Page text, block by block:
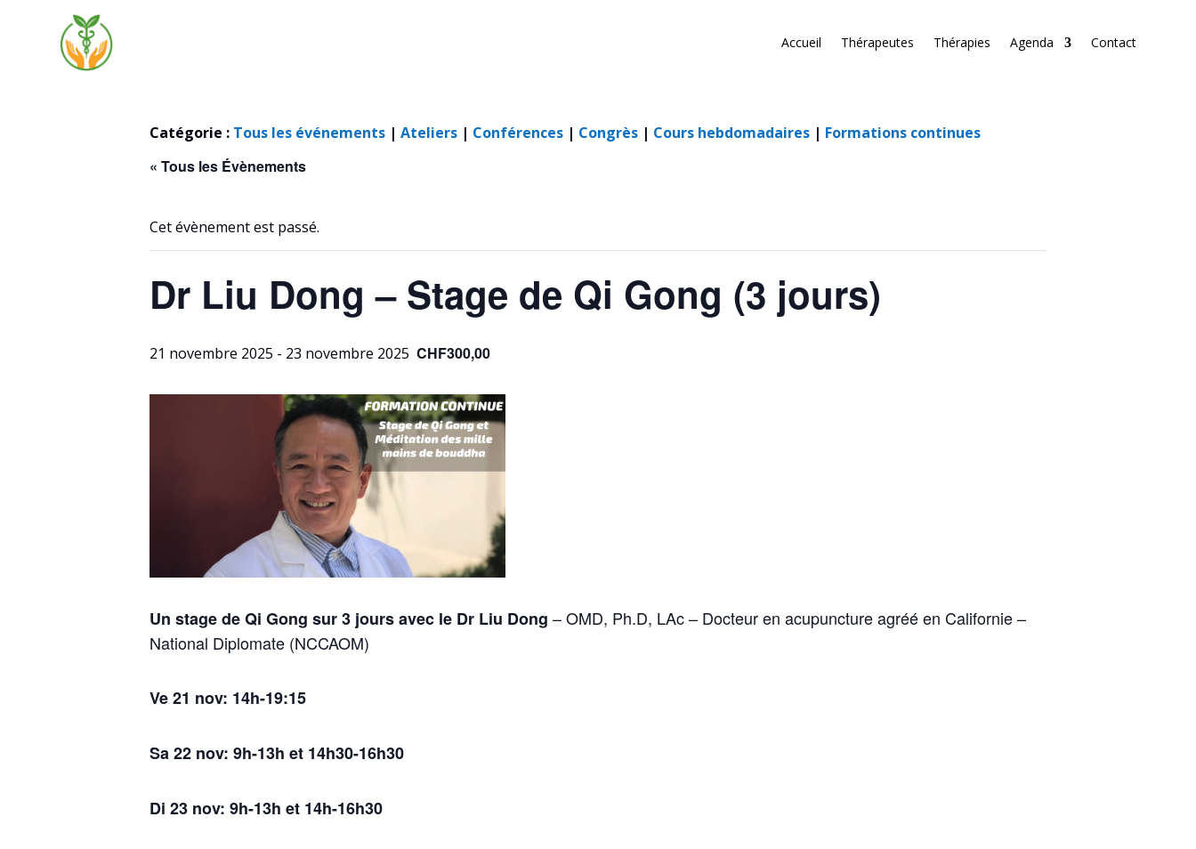
Accueil Thérapeutes Thérapies Agenda Contact
Catégorie : Tous les événements | Ateliers | Conférences | Congrès | Cours hebdomadaires | Formations continues
« Tous les Évènements
Cet évènement est passé.
Dr Liu Dong – Stage de Qi Gong (3 jours)
21 novembre 2025 - 23 novembre 2025 CHF300,00
Un stage de Qi Gong sur 3 jours avec le Dr Liu Dong – OMD, Ph.D, LAc – Docteur en acupuncture agréé en Californie–
National Diplomate (NCCAOM)
Ve 21 nov: 14h-19:15
Sa 22 nov: 9h-13h et 14h30-16h30
Di 23 nov: 9h-13h et 14h-16h30